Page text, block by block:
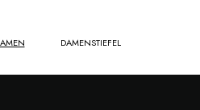
DAMENSTIEFEL